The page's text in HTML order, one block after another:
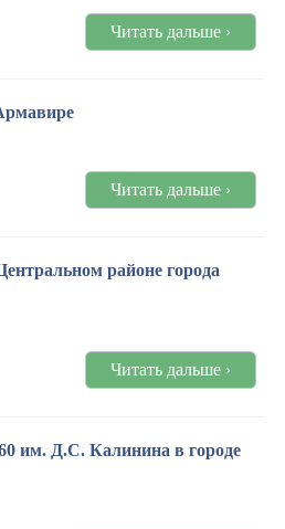
Читать дальше ›
Читать дальше ›
районе города
Читать дальше ›
им. Д.С. Калинина в городе